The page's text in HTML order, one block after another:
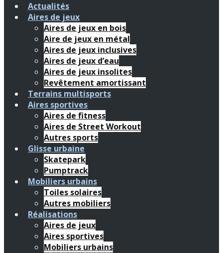
Actualités
Aires de jeux
Aires de jeux en bois
Aire de jeux en métal
Aires de jeux inclusives
Aires de jeux d’eau
Aires de jeux insolites
Revêtement amortissant
Terrains multisports
Aires sportives
Aires de fitness
Aires de Street Workout
Autres sports
Glisse urbaine
Skatepark
Pumptrack
Mobiliers urbains
Toiles solaires
Autres mobiliers
Réalisations
Aires de jeux
Aires sportives
Mobiliers urbains